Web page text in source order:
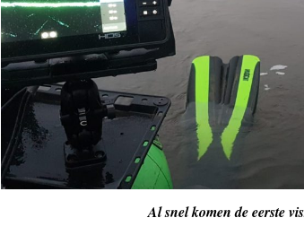
Al snel komen de eerste